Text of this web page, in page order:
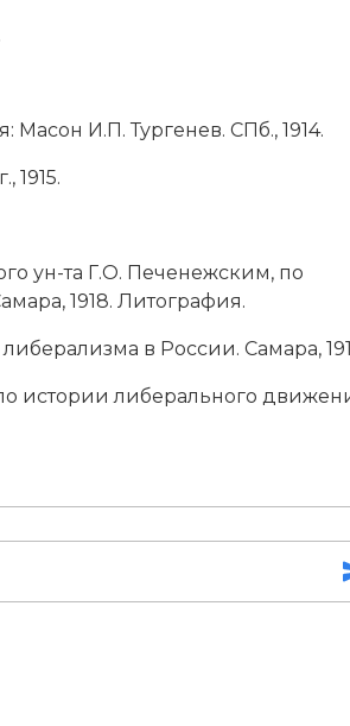
Масон И.П. Тургенев. СПб., 1914.
1915.
ун-та Г.О. Печенежским, по
1918. Литография.
в России. Самара,
истории либерального